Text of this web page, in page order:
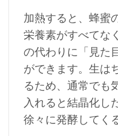
加熱すると、蜂蜜
栄養素がすべてな
の代わりに「見た
ができます。生は
るため、通常でも
入れると結晶化し
徐々に発酵してく